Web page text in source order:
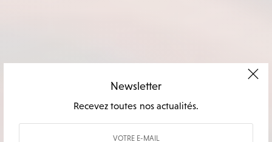
Newsletter
Recevez toutes nos actualités.